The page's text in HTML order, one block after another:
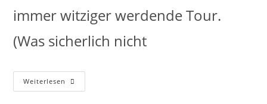
immer witziger werdende Tour.
(Was sicherlich nicht
Weiterlesen